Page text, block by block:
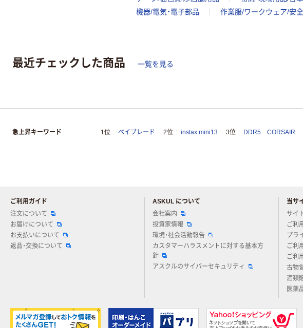
機器/電気・電子部品
作業服/ワークウェア/安
最近チェックした商品 一覧を見る
急上昇キーワード 1位 ベイブレード 2位 instax mini13 3位 DDR5 CORSAIR
ご利用ガイド
注文について
お届けについて
お支払いについて
返品・交換について
ASKUL について
会社案内
投資家情報
環境・社会活動報告
カスタマーハラスメントに対する基本方
針
アスクルのサイバーセキュリティ
当サ
サイ
ご利
プラ
ご利
ご利
古物
酒類
医薬